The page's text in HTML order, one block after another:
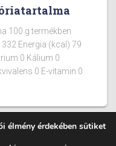
100 g termékben
Energia (kcal) 79
0 Kálium 0
0 E-vitamin 0
élmény érdekében sütiket